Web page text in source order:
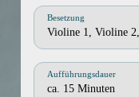
Besetzung
Violine 1, Violine
Aufführungsdauer
ca. 15 Minuten